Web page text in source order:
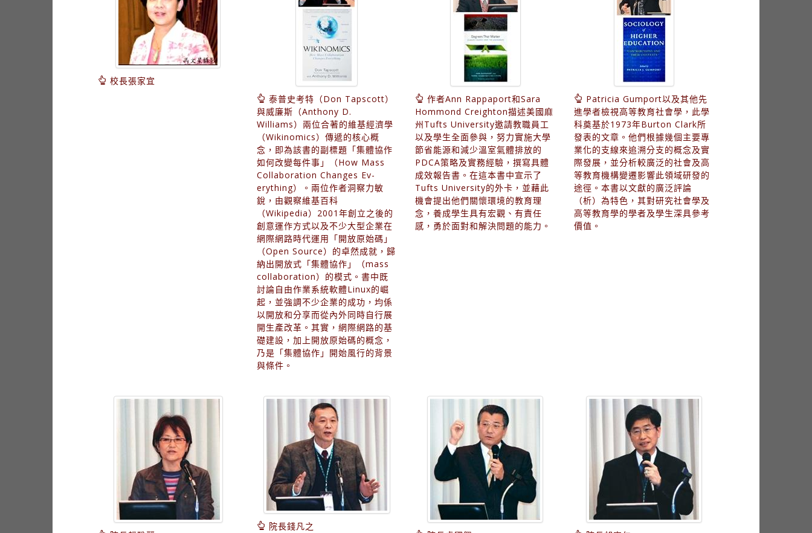
校長張家宜
泰普史考特（Don Tapscott）
與威廉斯（Anthony D.
Williams）兩位合著的維基經濟學
（Wikinomics）傳遞的核心概
念，即為該書的副標題「集體協作
如何改變每件事」（How Mass
Collaboration Changes Ev-
erything）。兩位作者洞察力敏
銳，由觀察維基百科
（Wikipedia）2001年創立之後的
創意運作方式以及不少大型企業在
網際網路時代運用「開放原始碼」
（Open Source）的卓然成就，歸
納出開放式「集體協作」（mass
collaboration）的模式。書中既
討論自由作業系統軟體Linux的崛
起，並強調不少企業的成功，均係
以開放和分享而從內外同時自行展
開生產改革。其實，網際網路的基
礎建設，加上開放原始碼的概念，
乃是「集體協作」開始風行的背景
與條件。
作者Ann Rappaport和Sara
Hommond Creighton描述美國麻
州Tufts University邀請教職員工
以及學生全面參與，努力實施大學
節省能源和減少溫室氣體排放的
PDCA策略及實務經驗，撰寫具體
成效報告書。在這本書中宣示了
Tufts University的外卡，並藉此
機會提出他們關懷環境的教育理
念，養成學生具有宏觀、有責任
感，勇於面對和解決問題的能力。
Patricia Gumport以及其他先
進學者檢視高等教育社會學，此學
科奠基於1973年Burton Clark所
發表的文章。他們根據幾個主要專
業化的支線來追溯分支的概念及實
際發展，並分析較廣泛的社會及高
等教育機構變遷影響此領域研發的
途徑。本書以文獻的廣泛評論
（析）為特色，其對研究社會學及
高等教育學的學者及學生深具參考
價值。
院長錢凡之